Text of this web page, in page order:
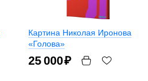
Картина Николая Иронова
«Голова»
25 000₽